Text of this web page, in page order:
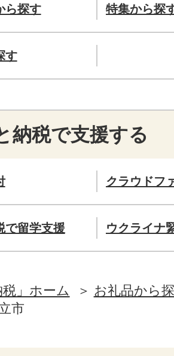
ら探す 特集から探
す
納税で支援する
クラウドフ
で留学支援 ウクライナ
税」ホーム
お礼品から
市